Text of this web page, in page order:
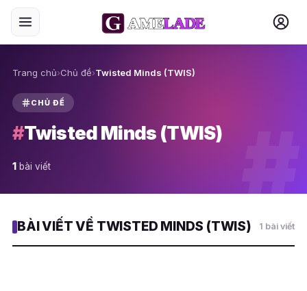
Trang chủ›Chủ đề›Twisted Minds (TWIS)
CHỦ ĐỀ
#Twisted Minds (TWIS)
1 bài viết #
BÀI VIẾT VỀ TWISTED MINDS (TWIS) 1 bài viết